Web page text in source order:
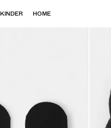
KINDER HOME